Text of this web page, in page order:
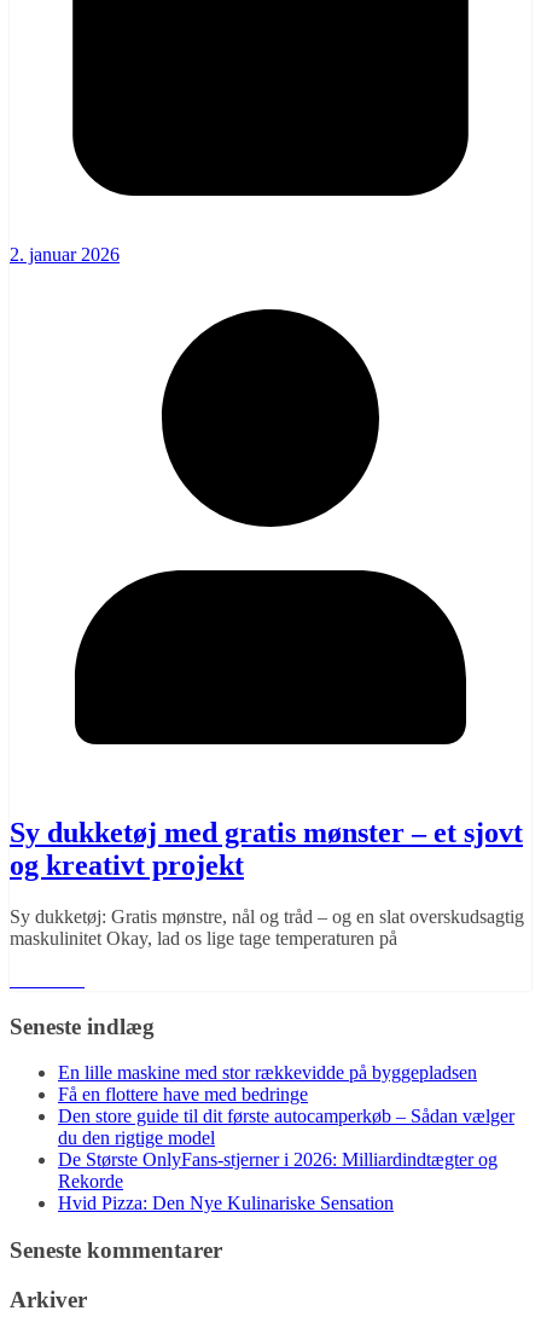
2. januar 2026
Sy dukketøj med gratis mønster – et sjovt
og kreativt projekt
Sy dukketøj: Gratis mønstre, nål og tråd – og en slat overskudsagtig
maskulinitet Okay, lad os lige tage temperaturen på
Seneste indlæg
En lille maskine med stor rækkevidde på byggepladsen
Få en flottere have med bedringe
Den store guide til dit første autocamperkøb – Sådan vælger
du den rigtige model
De Største OnlyFans-stjerner i 2026: Milliardindtægter og
Rekorde
Hvid Pizza: Den Nye Kulinariske Sensation
Seneste kommentarer
Arkiver